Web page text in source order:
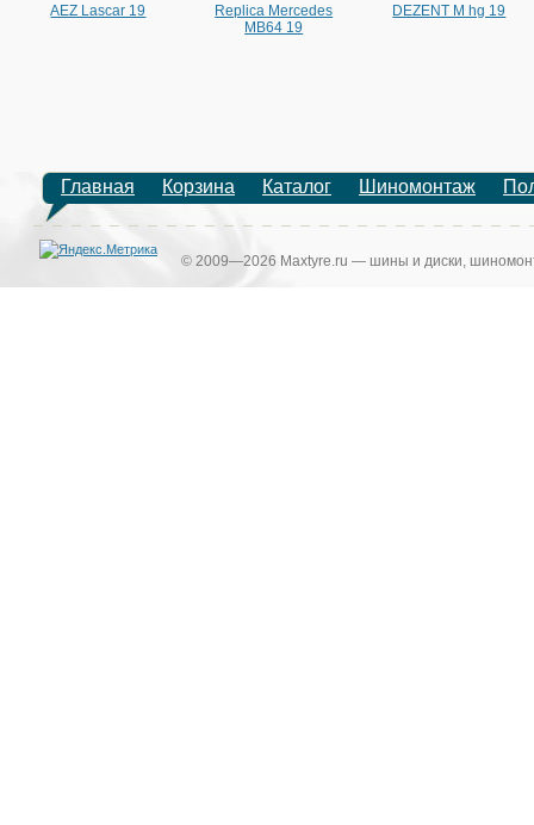
AEZ Lascar 19
Replica Mercedes
MB64 19
DEZENT M hg 19
Главная Корзина Каталог Шиномонтаж
© 2009—2026 Maxtyre.ru — шины и диски,